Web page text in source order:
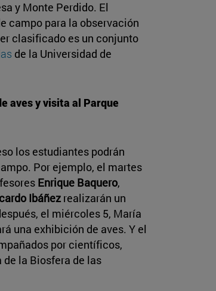
y Monte Perdido. El
campo para la observación
clasificado es un conjunto
de la Universidad de
aves y visita al Parque
los estudiantes podrán
Por ejemplo, el martes
Enrique Baquero,
Ibáñez realizarán un
el miércoles 5, María
una exhibición de aves. Y el
por científicos,
la Biosfera de las